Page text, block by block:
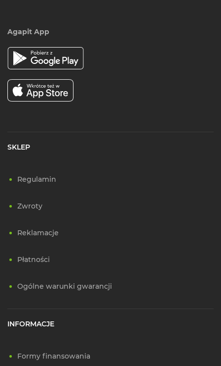
Agapit App
SKLEP
Regulamin
Zwroty
Reklamacje
Płatności
Ogólne warunki gwarancji
INFORMACJE
Formy finansowania